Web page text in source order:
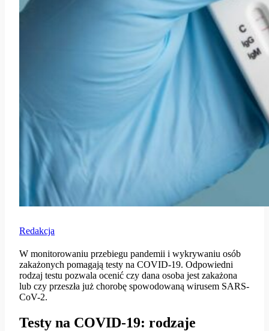
Redakcja
W monitorowaniu przebiegu pandemii i wykrywaniu osób
zakażonych pomagają testy na COVID-19. Odpowiedni
rodzaj testu pozwala ocenić czy dana osoba jest zakażona
lub czy przeszła już chorobę spowodowaną wirusem SARS-
CoV-2.
Testy na COVID-19: rodzaje